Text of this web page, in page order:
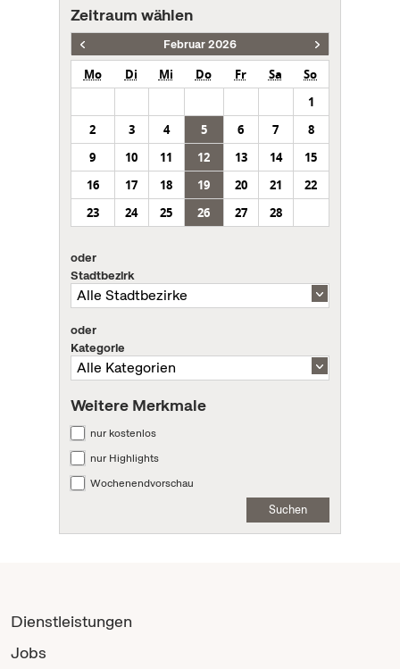
Zeitraum wählen
Februar 2026
Mo Di Mi Do Fr Sa
So
1
2
3 4 5 6 7
8
9
10 11 12 13 14
15
16
17 18 19 20 21
22
23
24 25 26 27 28
oder
Stadtbezirk
oder
Kategorie
Weitere Merkmale
nur kostenlos
nur Highlights
Wochenendvorschau
Suchen
Dienstleistungen
Jobs